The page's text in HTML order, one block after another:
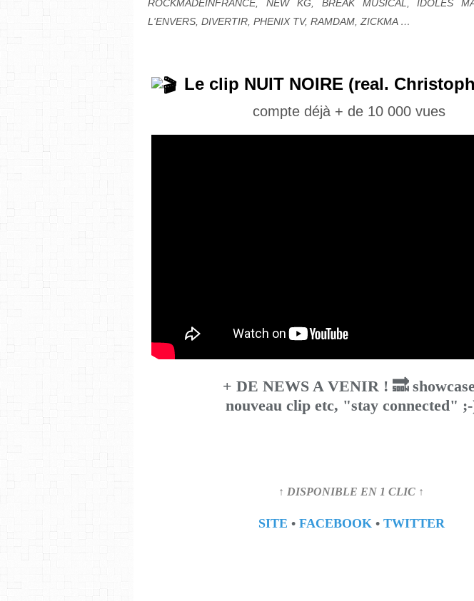
ROCKMADEINFRANCE, NEW KG, BREAK MUSICAL, IDOLES
L'ENVERS, DIVERTIR, PHENIX TV, RAMDAM, ZICKMA …
Le clip NUIT NOIRE (real.
compte déjà + de 10 000 vues
+ DE NEWS A VENIR ! 🔜
nouveau clip etc, "stay connected"
↑ DISPONIBLE EN 1 CLIC ↑
SITE • FACEBOOK• TWITTER